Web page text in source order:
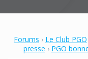
Forums › Le Club PGO
presse › PGO